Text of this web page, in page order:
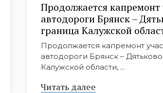
Продолжается капремонт
автодороги Брянск –
граница Калужской
Продолжается капремонт
автодороги Брянск –
Калужской области, ...
Читать далее